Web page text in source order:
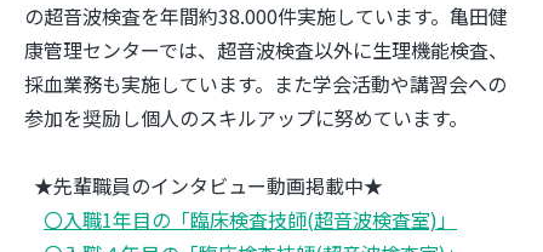
の超音波検査を年間約38.000件実施しています。亀田健
康管理センターでは、超音波検査以外に生理機能検査、
採血業務も実施しています。また学会活動や講習会への
参加を奨励し個人のスキルアップに努めています。
★先輩職員のインタビュー動画掲載中★
〇入職1年目の「臨床検査技師(超音波検査室)」